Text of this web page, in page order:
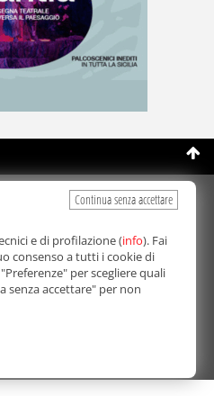
2003-2026
di tutti i contenuti, in qualunque
supporto è proibita.
registrata. Autorizzazione del
n° 32 del 21/10/2003
Fabio Ricotta
Policy
Continua senza accettare
e di profilazione (info). Fai
consenso a tutti i cookie di
per scegliere quali
senza accettare" per non